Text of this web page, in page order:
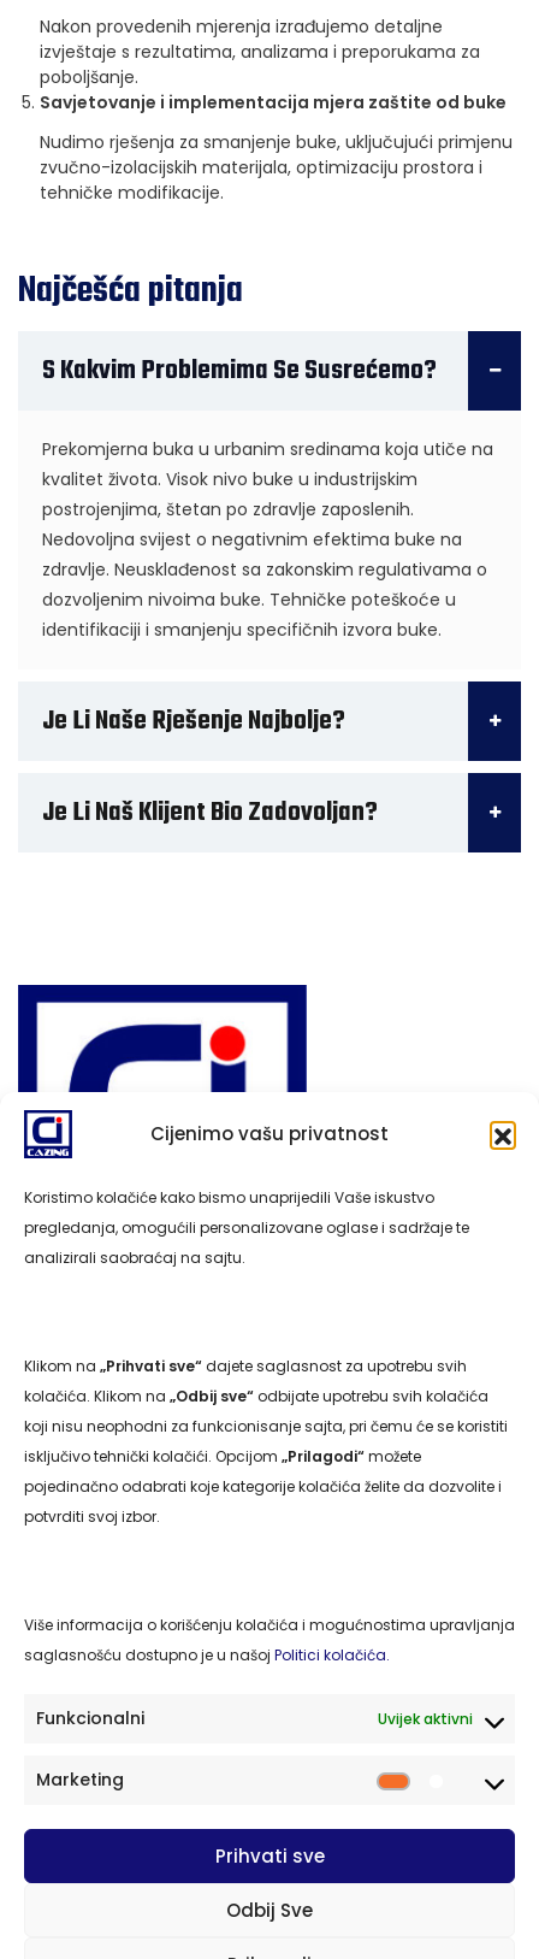
Cijenimo vašu privatnost
Koristimo kolačiće kako bismo unaprijedili Vaše iskustvo
pregledanja, omogućili personalizovane oglase i sadržaje te
analizirali saobraćaj na sajtu.
Klikom na „Prihvati sve“dajete saglasnost za upotrebu svih
kolačića. Klikom na „Odbij sve“odbijate upotrebu svih kolačića
koji nisu neophodni za funkcionisanje sajta, pri čemu će se koristiti
isključivo tehnički kolačići. Opcijom „Prilagodi“možete
pojedinačno odabrati koje kategorije kolačića želite da dozvolite i
potvrditi svoj izbor.
Više informacija o korišćenju kolačića i mogućnostima upravljanja
saglasnošću dostupno je u našoj Politici kolačića.
Funkcionalni Uvijek aktivni
Marketing
Prihvati sve
Odbij Sve
Nakon provedenih mjerenja izrađujemo detaljne
izvještaje s rezultatima, analizama i preporukama za
poboljšanje.
Savjetovanje i implementacija mjera zaštite od buke
Nudimo rješenja za smanjenje buke, uključujući primjenu
zvučno-izolacijskih materijala, optimizaciju prostora i
tehničke modifikacije.
Najčešća pitanja
S Kakvim Problemima Se Susrećemo?
Prekomjerna buka u urbanim sredinama koja utiče na
kvalitet života. Visok nivo buke u industrijskim
postrojenjima, štetan po zdravlje zaposlenih.
Nedovoljna svijest o negativnim efektima buke na
zdravlje. Neusklađenost sa zakonskim regulativama o
dozvoljenim nivoima buke. Tehničke poteškoće u
identifikaciji i smanjenju specifičnih izvora buke.
Je Li Naše Rješenje Najbolje?
Je Li Naš Klijent Bio Zadovoljan?
Navigacija
Naslovna
O nama
Politika privatnosti
Kontakt
cazing.2014@gmail.com
PDV broj: 263319430003